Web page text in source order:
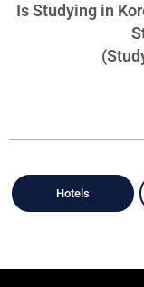
Is Studying in
Hotels